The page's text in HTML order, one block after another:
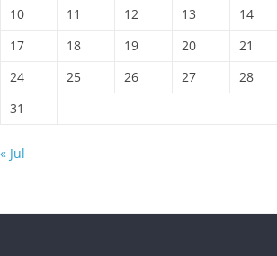
10
11 12 13 14
17
18 19 20 21
24
25 26 27 28
31
« Jul